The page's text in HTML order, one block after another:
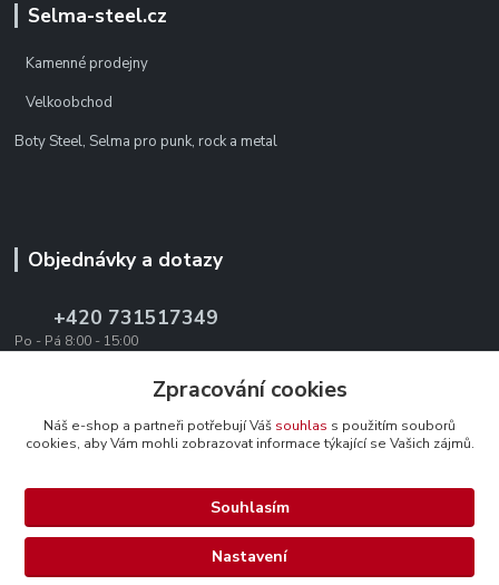
Selma-steel.cz
Kamenné prodejny
Velkoobchod
Boty Steel, Selma pro punk, rock a metal
Objednávky a dotazy
+420 731517349
Po - Pá 8:00 - 15:00
office@texevo.cz
Upravit sběr cookies.
Zpracování cookies
Náš e-shop a partneři potřebují Váš souhlas s použitím souborů
cookies, aby Vám mohli zobrazovat informace týkající se Vašich zájmů.
Nastavení
Souhlasím